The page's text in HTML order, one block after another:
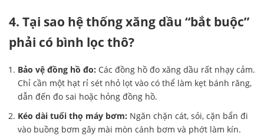
4. Tại sao hệ thống xăng dầu “bắt buộc”
phải có bình lọc thô?
Bảo vệ đồng hồ đo: Các đồng hồ đo xăng dầu rất nhạy cảm.
Chỉ cần một hạt rỉ sét nhỏ lọt vào có thể làm kẹt bánh răng,
dẫn đến đo sai hoặc hỏng đồng hồ.
Kéo dài tuổi thọ máy bơm: Ngăn chặn cát, sỏi, cặn bẩn đi
vào buồng bơm gây mài mòn cánh bơm và phớt làm kín.